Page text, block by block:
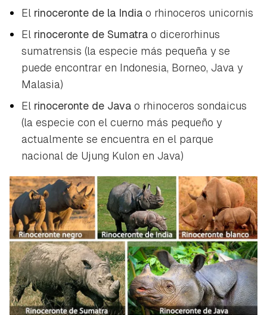
El rinoceronte de la India o rhinoceros unicornis
El rinoceronte de Sumatra o dicerorhinus
sumatrensis (la especie más pequeña y se
puede encontrar en Indonesia, Borneo, Java y
Malasia)
El rinoceronte de Java o rhinoceros sondaicus
(la especie con el cuerno más pequeño y
actualmente se encuentra en el parque
nacional de Ujung Kulon en Java)